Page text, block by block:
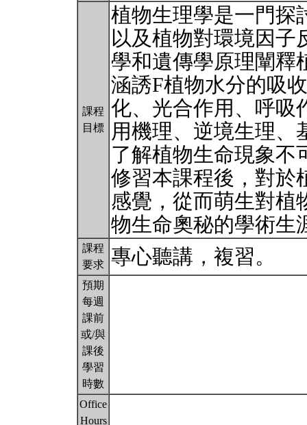
課程
目標
植物生理學是一門探
以及植物對環境因子
學和遺傳學原理闡釋
涵誘F植物水分的吸
化、光合作用、呼吸
用機理、逆境生理、
了解植物生命現象不
修習本課程後，對於
感覺，從而萌生對植
物生命奧秘的學術生
課程
要求 專心聽講，複習。
預期
每週
課前
或/與
課後
學習
時數
Office
Hours